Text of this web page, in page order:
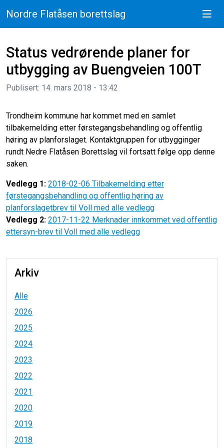
Nordre Flatåsen borettslag
Status vedrørende planer for
utbygging av Buengveien 100T
Publisert: 14. mars 2018 - 13:42
Trondheim kommune har kommet med en samlet
tilbakemelding etter førstegangsbehandling og offentlig
høring av planforslaget. Kontaktgruppen for utbygginger
rundt Nedre Flatåsen Borettslag vil fortsatt følge opp denne
saken.
Vedlegg 1: 2018-02-06 Tilbakemelding etter
førstegangsbehandling og offentlig høring av
planforslagetbrev til Voll med alle vedlegg
Vedlegg 2: 2017-11-22 Merknader innkommet ved offentlig
ettersyn-brev til Voll med alle vedlegg
Arkiv
Alle
2026
2025
2024
2023
2022
2021
2020
2019
2018